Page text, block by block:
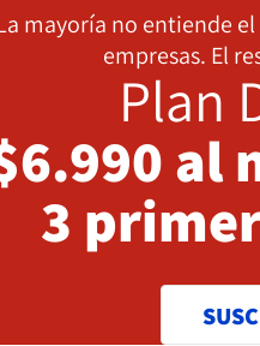
mayoría no entiende
empresas. El
Plan
al
3